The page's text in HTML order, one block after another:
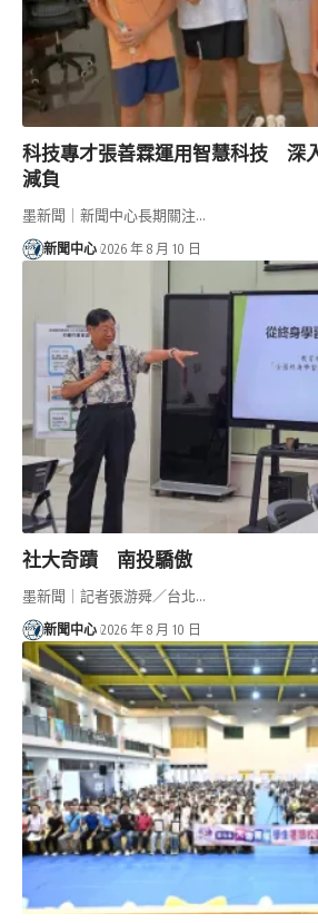
科技專才張善霖運用智慧科技 深
減負
墨新聞｜新聞中心長期關注…
新聞中心 2026 年 8 月 10 日
社大奇蹟 南投驕傲
墨新聞｜記者張游舜／台北…
新聞中心 2026 年 8 月 10 日